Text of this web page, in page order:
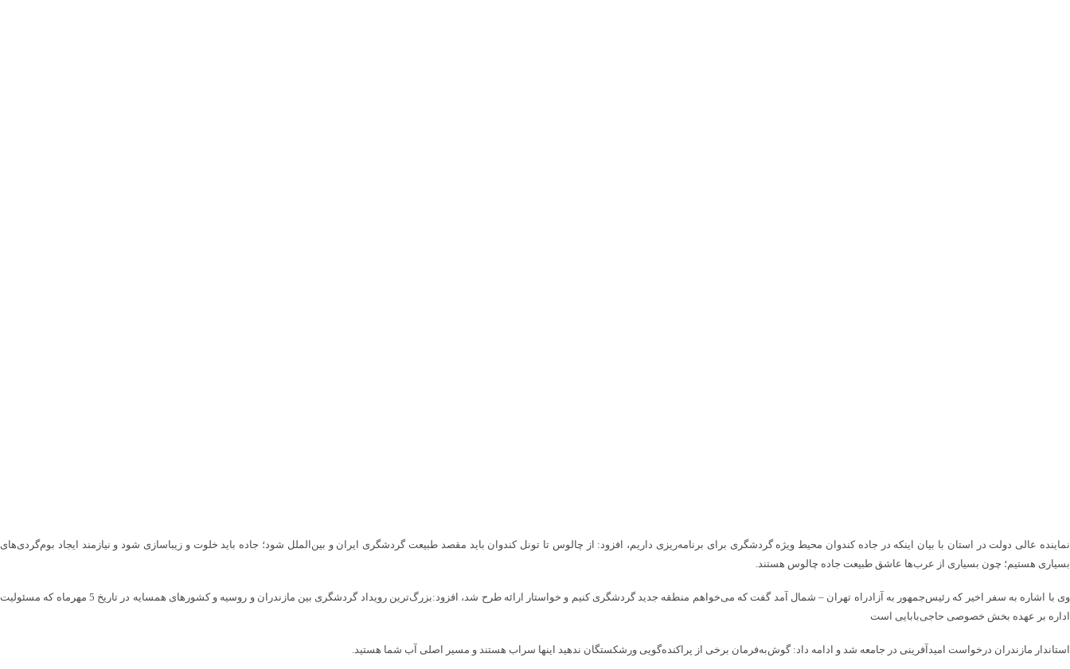
نماینده عالی دولت در استان با بیان اینکه در جاده کندوان محیط ویژه گردشگری برای برنامه‌ریزی داریم، افزود: از چالوس تا تونل کندوان باید مقصد طبیعت گردشگری ایران و بین‌الملل شود؛ جاده باید خلوت و زیباسازی شود و نیازمند ایجاد بوم‌گردی‌های
بسیاری هستیم؛ چون بسیاری از عرب‌ها عاشق طبیعت جاده چالوس هستند.
وی با اشاره به سفر اخیر که رئیس‌جمهور به آزادراه تهران – شمال آمد گفت که می‌خواهم منطقه جدید گردشگری کنیم و خواستار ارائه طرح شد، افزود:بزرگ‌ترین رویداد گردشگری بین مازندران و روسیه و کشورهای همسایه در تاریخ 5 مهرماه که مسئولیت
اداره بر عهده بخش خصوصی حاجی‌بابایی است
استاندار مازندران درخواست امیدآفرینی در جامعه شد و ادامه داد: گوش‌به‌فرمان برخی از پراکنده‌گویی ورشکستگان ندهید اینها سراب هستند و مسیر اصلی آب شما هستید.